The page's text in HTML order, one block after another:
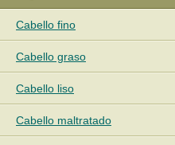
Cabello fino
Cabello graso
Cabello liso
Cabello maltratado